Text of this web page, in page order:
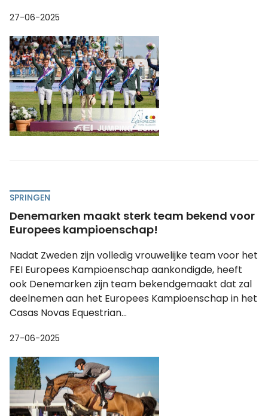
27-06-2025
SPRINGEN
Denemarken maakt sterk team bekend voor
Europees kampioenschap!
Nadat Zweden zijn volledig vrouwelijke team voor het
FEI Europees Kampioenschap aankondigde, heeft
ook Denemarken zijn team bekendgemaakt dat zal
deelnemen aan het Europees Kampioenschap in het
Casas Novas Equestrian...
27-06-2025